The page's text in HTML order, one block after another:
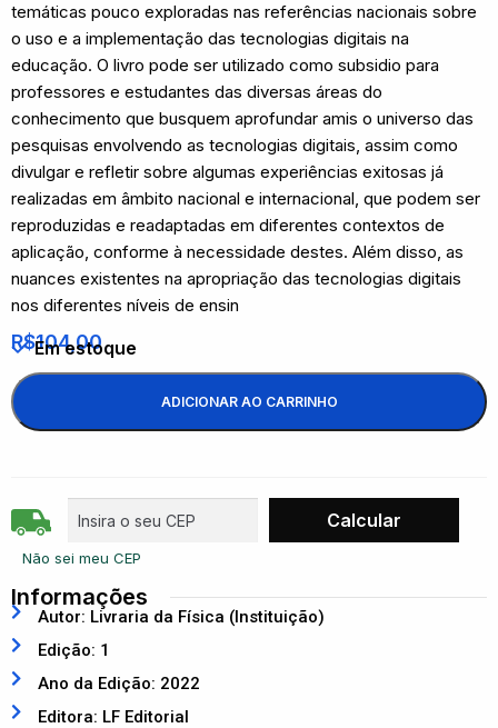
temáticas pouco exploradas nas referências nacionais sobre
o uso e a implementação das tecnologias digitais na
educação. O livro pode ser utilizado como subsidio para
professores e estudantes das diversas áreas do
conhecimento que busquem aprofundar amis o universo das
pesquisas envolvendo as tecnologias digitais, assim como
divulgar e refletir sobre algumas experiências exitosas já
realizadas em âmbito nacional e internacional, que podem ser
reproduzidas e readaptadas em diferentes contextos de
aplicação, conforme à necessidade destes. Além disso, as
nuances existentes na apropriação das tecnologias digitais
nos diferentes níveis de ensin
R$104,00
Em estoque
ADICIONAR AO CARRINHO
Não sei meu CEP
Informações
Autor: Livraria da Física (Instituição)
Edição: 1
Ano da Edição: 2022
Editora: LF Editorial